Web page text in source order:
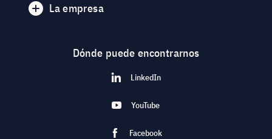
La empresa
Dónde puede encontrarnos
LinkedIn
YouTube
Facebook